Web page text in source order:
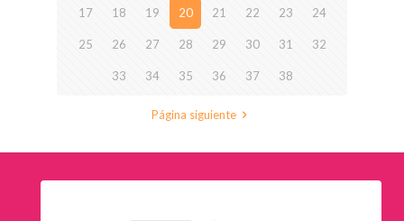
17 18 19 20 21 22 23 24
25 26 27 28 29 30 31 32
33 34 35 36 37 38
Página siguiente